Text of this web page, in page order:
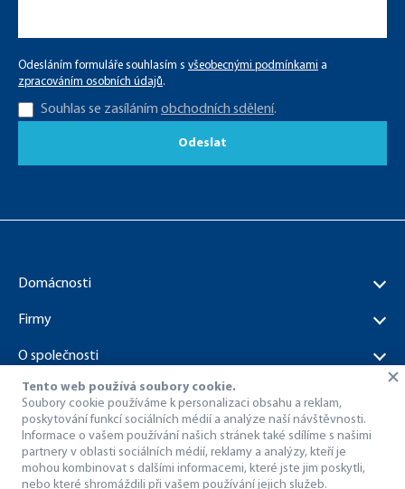
Odesláním formuláře souhlasím s všeobecnými podmínkami a
zpracováním osobních údajů.
Souhlas se zasíláním obchodních sdělení.
Odeslat
Domácnosti
Firmy
O společnosti
Dokumenty ke stažení
Tento web používá soubory cookie.
Soubory cookie používáme k personalizaci obsahu a reklam,
poskytování funkcí sociálních médií a analýze naší návštěvnosti.
Informace o vašem používání našich stránek také sdílíme s našimi
partnery v oblasti sociálních médií, reklamy a analýzy, kteří je
mohou kombinovat s dalšími informacemi, které jste jim poskytli,
nebo které shromáždili při vašem používání jejich služeb.